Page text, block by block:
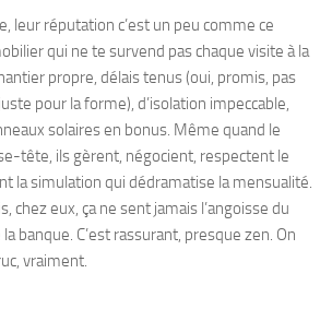
leur réputation c’est un peu comme ce
qui ne te survend pas chaque visite à la
propre, délais tenus (oui, promis, pas
pour la forme), d’isolation impeccable,
solaires en bonus. Même quand le
tête, ils gèrent, négocient, respectent le
la simulation qui dédramatise la mensualité.
chez eux, ça ne sent jamais l’angoisse du
banque. C’est rassurant, presque zen. On
vraiment.